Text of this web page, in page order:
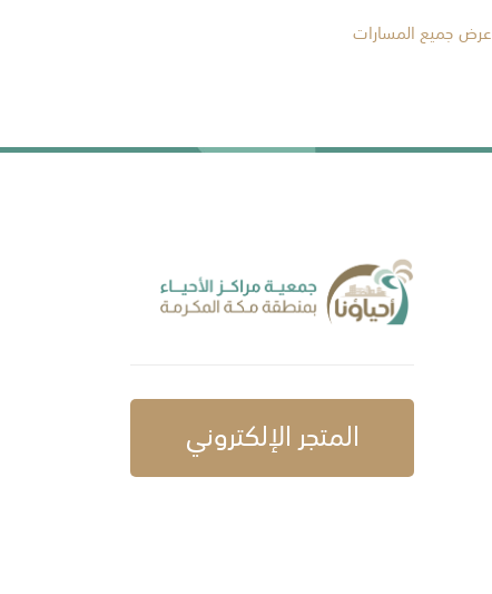
عرض جميع المسارات
المتجر الإلكتروني